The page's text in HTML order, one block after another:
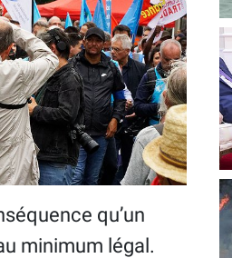
qu’un
minimum légal.